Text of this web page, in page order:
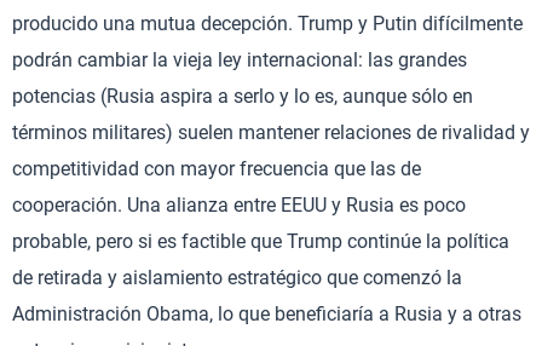
producido una mutua decepción. Trump y Putin difícilmente
podrán cambiar la vieja ley internacional: las grandes
potencias (Rusia aspira a serlo y lo es, aunque sólo en
términos militares) suelen mantener relaciones de rivalidad y
competitividad con mayor frecuencia que las de
cooperación. Una alianza entre EEUU y Rusia es poco
probable, pero si es factible que Trump continúe la política
de retirada y aislamiento estratégico que comenzó la
Administración Obama, lo que beneficiaría a Rusia y a otras